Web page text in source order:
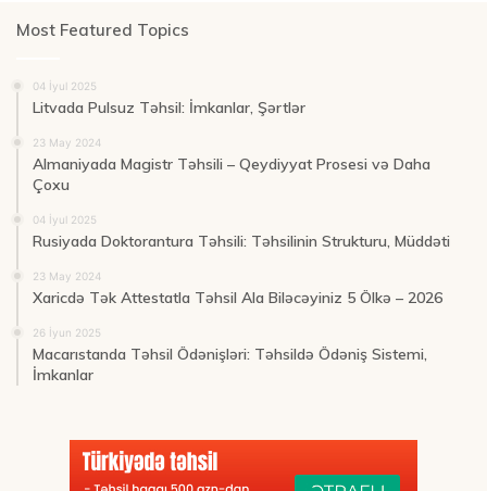
Most Featured Topics
04 İyul 2025
Litvada Pulsuz Təhsil: İmkanlar, Şərtlər
23 May 2024
Almaniyada Magistr Təhsili – Qeydiyyat Prosesi və Daha
Çoxu
04 İyul 2025
Rusiyada Doktorantura Təhsili: Təhsilinin Strukturu, Müddəti
23 May 2024
Xaricdə Tək Attestatla Təhsil Ala Biləcəyiniz 5 Ölkə – 2026
26 İyun 2025
Macarıstanda Təhsil Ödənişləri: Təhsildə Ödəniş Sistemi,
İmkanlar